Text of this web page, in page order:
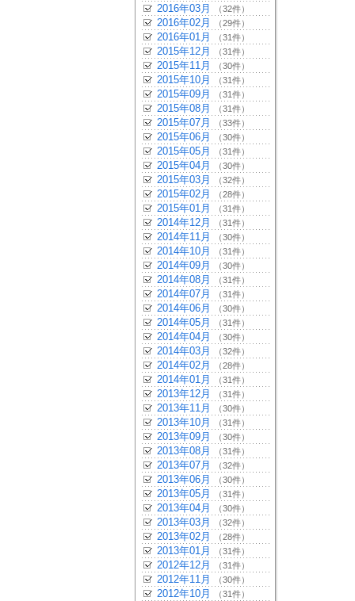
2016年03月 （32件）
2016年02月 （29件）
2016年01月 （31件）
2015年12月 （31件）
2015年11月 （30件）
2015年10月 （31件）
2015年09月 （31件）
2015年08月 （31件）
2015年07月 （33件）
2015年06月 （30件）
2015年05月 （31件）
2015年04月 （30件）
2015年03月 （32件）
2015年02月 （28件）
2015年01月 （31件）
2014年12月 （31件）
2014年11月 （30件）
2014年10月 （31件）
2014年09月 （30件）
2014年08月 （31件）
2014年07月 （31件）
2014年06月 （30件）
2014年05月 （31件）
2014年04月 （30件）
2014年03月 （32件）
2014年02月 （28件）
2014年01月 （31件）
2013年12月 （31件）
2013年11月 （30件）
2013年10月 （31件）
2013年09月 （30件）
2013年08月 （31件）
2013年07月 （32件）
2013年06月 （30件）
2013年05月 （31件）
2013年04月 （30件）
2013年03月 （32件）
2013年02月 （28件）
2013年01月 （31件）
2012年12月 （31件）
2012年11月 （30件）
2012年10月 （31件）